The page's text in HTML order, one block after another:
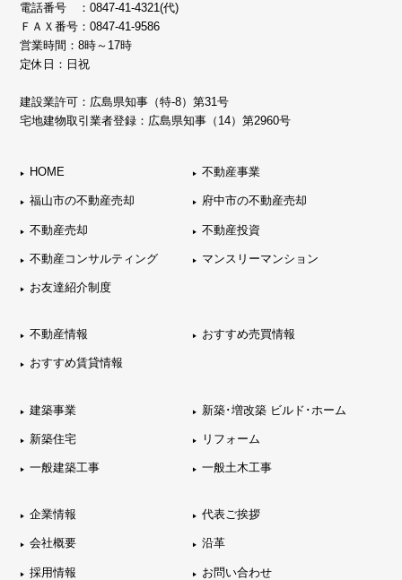
電話番号 ：0847-41-4321(代)
ＦＡＸ番号：0847-41-9586
営業時間：8時～17時
定休日：日祝
建設業許可：広島県知事（特-8）第31号
宅地建物取引業者登録：広島県知事（14）第2960号
HOME 不動産事業
福山市の不動産売却 府中市の不動産売却
不動産売却 不動産投資
不動産コンサルティング マンスリーマンション
お友達紹介制度
不動産情報 おすすめ売買情報
おすすめ賃貸情報
建築事業 新築･増改築 ビルド･ホーム
新築住宅 リフォーム
一般建築工事 一般土木工事
企業情報 代表ご挨拶
会社概要 沿革
採用情報 お問い合わせ